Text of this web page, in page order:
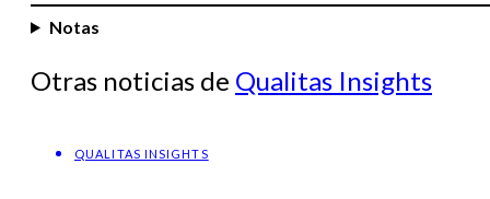
Notas
Otras noticias de Qualitas Insights
QUALITAS INSIGHTS